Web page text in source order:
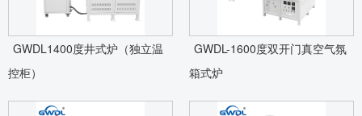
GWDL1400度井式炉（独立温
控柜）
GWDL-1600度双开门真空气氛
箱式炉